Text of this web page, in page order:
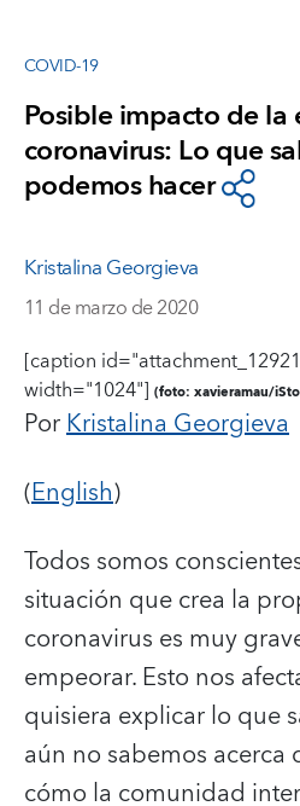
COVID-19
Posible impacto de
coronavirus: Lo que
podemos hacer
Kristalina Georgieva
11 de marzo de 2020
[caption
width="1024"] (foto: xavieramau/
PorKristalina Georgieva
(English)
Todos somos
situación que crea la
coronavirus es muy
empeorar. Esto nos
quisiera explicar lo que
aún no sabemos acerca
cómo la comunidad